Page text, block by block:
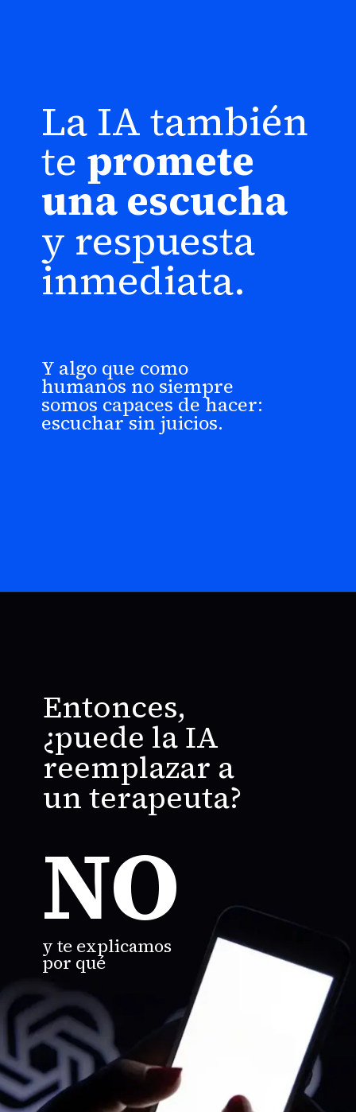
La IA también
te promete
una escucha
y respuesta
inmediata.
Y algo que como
humanos no siempre
somos capaces de hacer:
escuchar sin juicios.
Entonces,
¿puede la IA
reemplazar a
un terapeuta?
NO
y te explicamos
por qué